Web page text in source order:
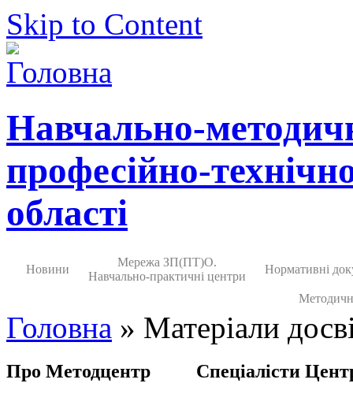
Skip to Content
Навчально-
професійно-
області
Новини
Мережа ЗП(ПТ)О.
Навчально-практичні центри
Нормативні
Головна » Матеріали
Про Методцентр Спеціалісти